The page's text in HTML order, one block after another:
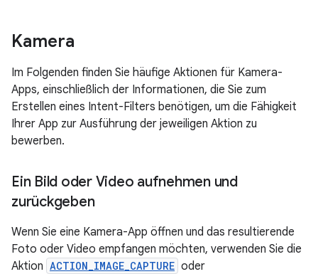
Kamera
Im Folgenden finden Sie häufige Aktionen für Kamera-
Apps, einschließlich der Informationen, die Sie zum
Erstellen eines Intent-Filters benötigen, um die Fähigkeit
Ihrer App zur Ausführung der jeweiligen Aktion zu
bewerben.
Ein Bild oder Video aufnehmen und
zurückgeben
Wenn Sie eine Kamera-App öffnen und das resultierende
Foto oder Video empfangen möchten, verwenden Sie die
Aktion ACTION_IMAGE_CAPTURE oder